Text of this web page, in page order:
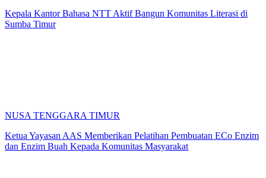
Kepala Kantor Bahasa NTT Aktif Bangun Komunitas Literasi di
Sumba Timur
NUSA TENGGARA TIMUR
Ketua Yayasan AAS Memberikan Pelatihan Pembuatan ECo Enzim
dan Enzim Buah Kepada Komunitas Masyarakat